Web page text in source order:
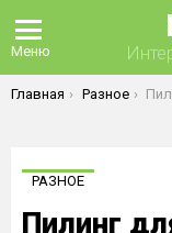
Меню
Вы здесь:
Главная Разное
РАЗНОЕ
Пилинг